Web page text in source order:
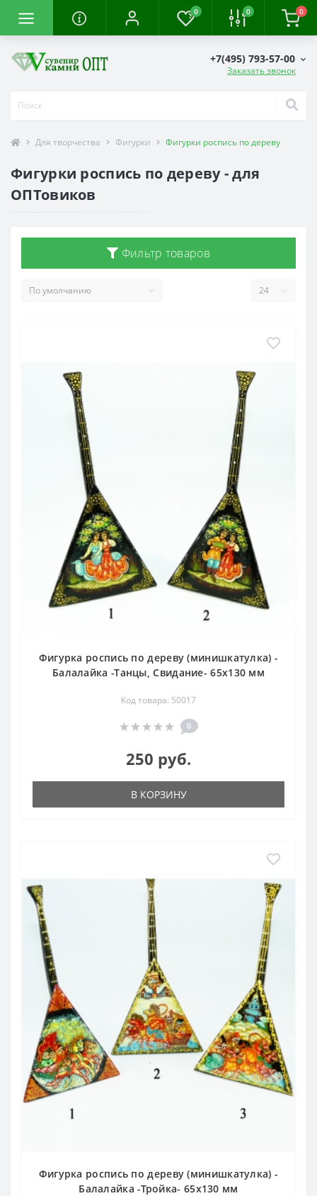
0 0 0
+7(495) 793-57-00
Заказать звонок
Для творчества Фигурки Фигурки роспись по дереву
Фигурки роспись по дереву - для
ОПТовиков
Фильтр товаров
Фигурка роспись по дереву (минишкатулка) -
Балалайка -Танцы, Свидание- 65х130 мм
Код товара: 50017
0
250 руб.
В КОРЗИНУ
Фигурка роспись по дереву (минишкатулка) -
Балалайка -Тройка- 65х130 мм